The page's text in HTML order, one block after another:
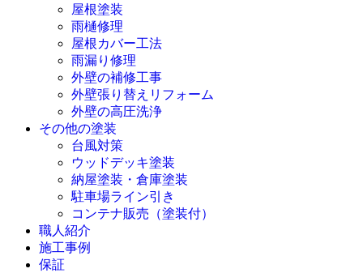
屋根塗装
雨樋修理
屋根カバー工法
雨漏り修理
外壁の補修工事
外壁張り替えリフォーム
外壁の高圧洗浄
その他の塗装
台風対策
ウッドデッキ塗装
納屋塗装・倉庫塗装
駐車場ライン引き
コンテナ販売（塗装付）
職人紹介
施工事例
保証